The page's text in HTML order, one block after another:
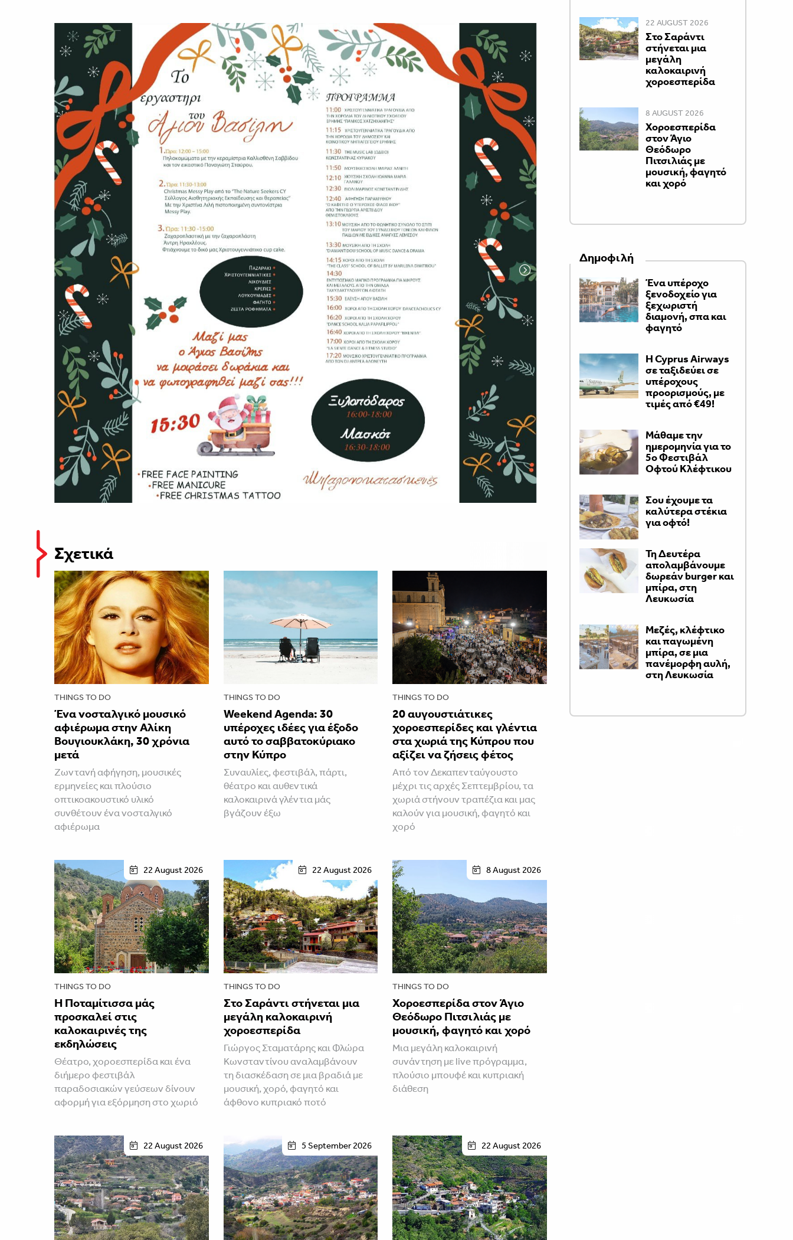
Σχετικά
THINGS TO DO
Ένα νοσταλγικό μουσικό
αφιέρωμα στην Αλίκη
Βουγιουκλάκη, 30 χρόνια
μετά
Ζωντανή αφήγηση, μουσικές
ερμηνείες και πλούσιο
οπτικοακουστικό υλικό
συνθέτουν ένα νοσταλγικό
αφιέρωμα
THINGS TO DO
Weekend Agenda: 30
υπέροχες ιδέες για έξοδο
αυτό το σαββατοκύριακο
στην Κύπρο
Συναυλίες, φεστιβάλ, πάρτι,
θέατρο και αυθεντικά
καλοκαιρινά γλέντια μάς
βγάζουν έξω
THINGS TO DO
20 αυγουστιάτικες
χοροεσπερίδες και γλέντια
στα χωριά της Κύπρου που
αξίζει να ζήσεις φέτος
Από τον Δεκαπενταύγουστο
μέχρι τις αρχές Σεπτεμβρίου, τα
χωριά στήνουν τραπέζια και μας
καλούν για μουσική, φαγητό και
χορό
22 August 2026
THINGS TO DO
Η Ποταμίτισσα μάς
προσκαλεί στις
καλοκαιρινές της
εκδηλώσεις
Θέατρο, χοροεσπερίδα και ένα
διήμερο φεστιβάλ
παραδοσιακών γεύσεων δίνουν
αφορμή για εξόρμηση στο χωριό
22 August 2026
THINGS TO DO
Στο Σαράντι στήνεται μια
μεγάλη καλοκαιρινή
χοροεσπερίδα
Γιώργος Σταματάρης και Φλώρα
Κωνσταντίνου αναλαμβάνουν
τη διασκέδαση σε μια βραδιά με
μουσική, χορό, φαγητό και
άφθονο κυπριακό ποτό
8 August 2026
THINGS TO DO
Χοροεσπερίδα στον Άγιο
Θεόδωρο Πιτσιλιάς με
μουσική, φαγητό και χορό
Μια μεγάλη καλοκαιρινή
συνάντηση με live πρόγραμμα,
πλούσιο μπουφέ και κυπριακή
διάθεση
22 August 2026 5 September 2026 22 August 2026
22 AUGUST 2026
Στο Σαράντι
στήνεται μια
μεγάλη
καλοκαιρινή
χοροεσπερίδα
8 AUGUST 2026
Χοροεσπερίδα
στον Άγιο
Θεόδωρο
Πιτσιλιάς με
μουσική, φαγητό
και χορό
Δημοφιλή
Ένα υπέροχο
ξενοδοχείο για
ξεχωριστή
διαμονή, σπα και
φαγητό
H Cyprus Airways
σε ταξιδεύει σε
υπέροχους
προορισμούς, με
τιμές από €49!
Μάθαμε την
ημερομηνία για το
5ο Φεστιβάλ
Οφτού Κλέφτικου
Σου έχουμε τα
καλύτερα στέκια
για οφτό!
Τη Δευτέρα
απολαμβάνουμε
δωρεάν burger και
μπίρα, στη
Λευκωσία
Μεζές, κλέφτικο
και παγωμένη
μπίρα, σε μια
πανέμορφη αυλή,
στη Λευκωσία